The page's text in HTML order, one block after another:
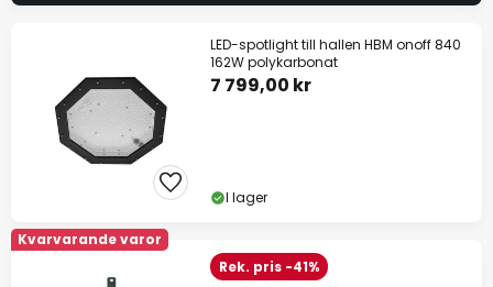
LED-spotlight till hallen HBM onoff 840
162W polykarbonat
7 799,00 kr
I lager
Kvarvarande varor
Rek. pris -41%